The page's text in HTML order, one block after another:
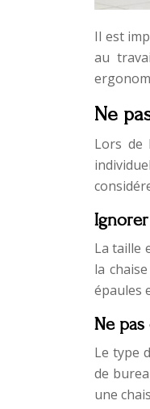
Il est
au
Ne
Lors de
La taille
la
épaules
Ne
Le type
de
une